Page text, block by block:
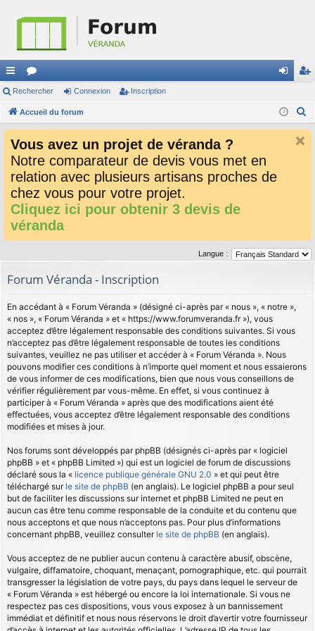
ac
co
ci
or
u
s
ne cri
Rechercher Connexion Inscription
Accueil du forum
r
Vous avez un projet de véranda ?
Notre comparateur de devis vous met en
relation avec plusieurs artisans proches de
chez vous pour votre projet.
Cliquez ici pour obtenir 3 devis de
véranda
Langue :
Forum Véranda - Inscription
En accédant à « Forum Véranda » (désigné ci-après par « nous », « notre »,
« nos », « Forum Véranda » et « https://www.forumveranda.fr »), vous
acceptez d’être légalement responsable des conditions suivantes. Si vous
n’acceptez pas d’être légalement responsable de toutes les conditions
suivantes, veuillez ne pas utiliser et accéder à « Forum Véranda ». Nous
pouvons modifier ces conditions à n’importe quel moment et nous essaierons
de vous informer de ces modifications, bien que nous vous conseillons de
vérifier régulièrement par vous-même. En effet, si vous continuez à
participer à « Forum Véranda » après que des modifications aient été
effectuées, vous acceptez d’être légalement responsable des conditions
modifiées et mises à jour.
Nos forums sont développés par phpBB (désignés ci-après par « logiciel
phpBB » et « phpBB Limited ») qui est un logiciel de forum de discussions
déclaré sous la « licence publique générale GNU 2.0 » et qui peut être
téléchargé sur le site de phpBB (en anglais). Le logiciel phpBB a pour seul
but de faciliter les discussions sur internet et phpBB Limited ne peut en
aucun cas être tenu comme responsable de la conduite et du contenu que
nous acceptons et que nous n’acceptons pas. Pour plus d’informations
concernant phpBB, veuillez consulter le site de phpBB (en anglais).
Vous acceptez de ne publier aucun contenu à caractère abusif, obscène,
vulgaire, diffamatoire, choquant, menaçant, pornographique, etc. qui pourrait
transgresser la législation de votre pays, du pays dans lequel le serveur de
« Forum Véranda » est hébergé ou encore la loi internationale. Si vous ne
respectez pas ces dispositions, vous vous exposez à un bannissement
immédiat et définitif et nous nous réservons le droit d’avertir votre fournisseur